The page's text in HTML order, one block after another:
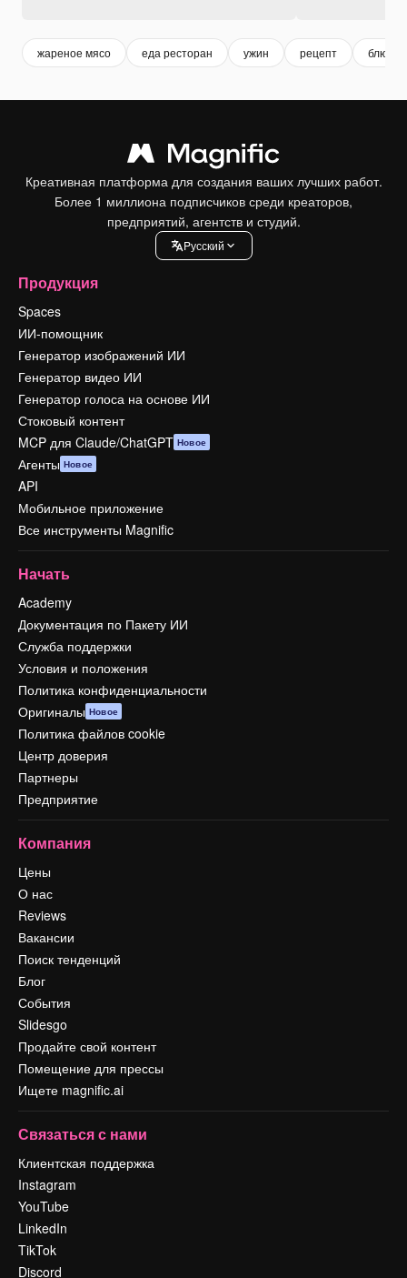
жареное мясо еда ресторан ужин рецепт блюдо
Креативная платформа для создания ваших лучших работ.
Более 1 миллиона подписчиков среди креаторов,
предприятий, агентств и студий.
Pусский
Продукция
Spaces
ИИ-помощник
Генератор изображений ИИ
Генератор видео ИИ
Генератор голоса на основе ИИ
Стоковый контент
MCP для Claude/ChatGPT Новое
Агенты Новое
API
Мобильное приложение
Все инструменты Magnific
Начать
Academy
Документация по Пакету ИИ
Служба поддержки
Условия и положения
Политика конфиденциальности
Оригиналы Новое
Политика файлов cookie
Центр доверия
Партнеры
Предприятие
Компания
Цены
О нас
Reviews
Вакансии
Поиск тенденций
Блог
События
Slidesgo
Продайте свой контент
Помещение для прессы
Ищете magnific.ai
Связаться с нами
Клиентская поддержка
Instagram
YouTube
LinkedIn
TikTok
Discord